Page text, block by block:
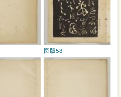
図版53